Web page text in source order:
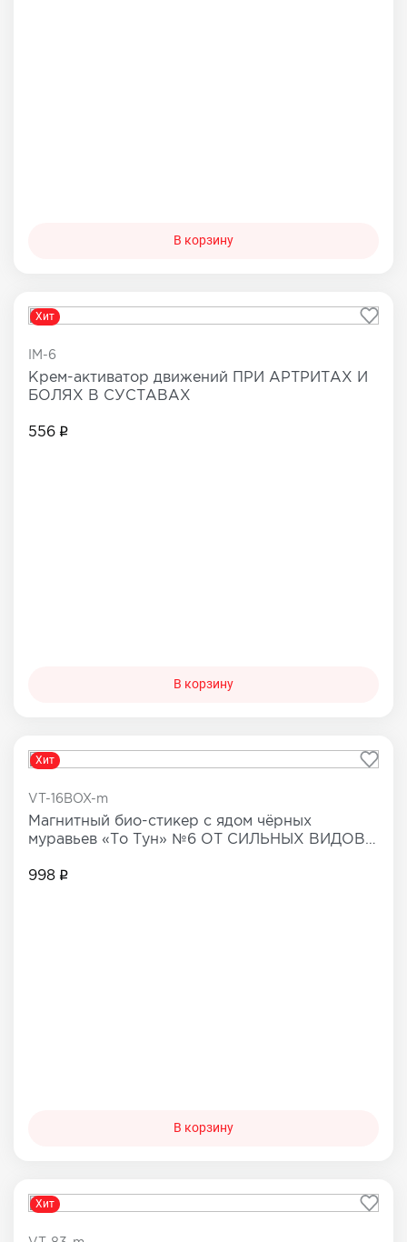
В корзину
Хит
IM-6
Крем-активатор движений ПРИ АРТРИТАХ И
БОЛЯХ В СУСТАВАХ
556
В корзину
Хит
VT-16BOX-m
Магнитный био-стикер с ядом чёрных
муравьев «То Тун» №6 ОТ СИЛЬНЫХ ВИДОВ
998
В корзину
Хит